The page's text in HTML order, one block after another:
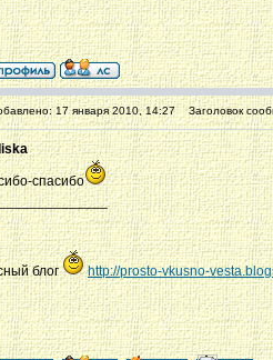
17 января 2010, 14:27 Заголовок
спасибо
блог http://prosto-vkusno-